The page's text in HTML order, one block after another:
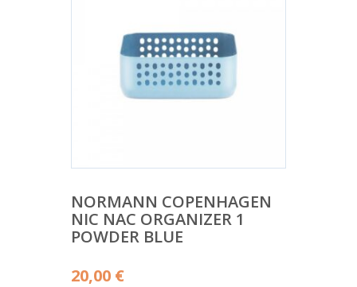
NORMANN COPENHAGEN
NIC NAC ORGANIZER 1
POWDER BLUE
20,00 €